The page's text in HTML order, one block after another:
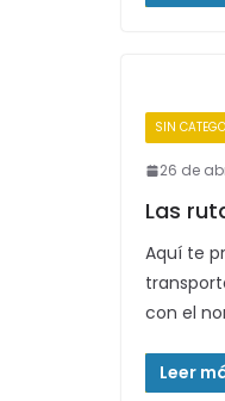
SIN
26 de
Las
Aquí te
con el
Leer